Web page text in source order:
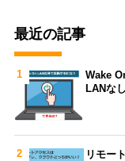
最近の記事
Wake
LANな
リモー